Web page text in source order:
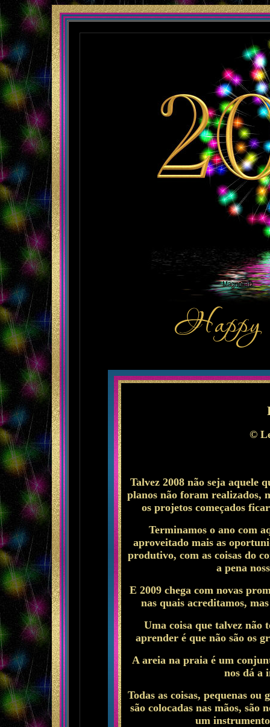
©
Talvez 2008 não seja aquele
planos não foram realizados,
os projetos começados
Terminamos o ano com
aproveitado mais as
produtivo, com as coisas do
a pena
E 2009 chega com novas
nas quais acreditamos,
Uma coisa que talvez não
aprender é que não são os
A areia na praia é um
nos dá a
Todas as coisas, pequenas ou
são colocadas nas mãos, são
um